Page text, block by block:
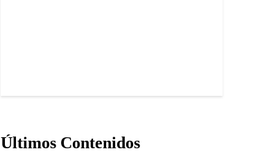
Últimos Contenidos